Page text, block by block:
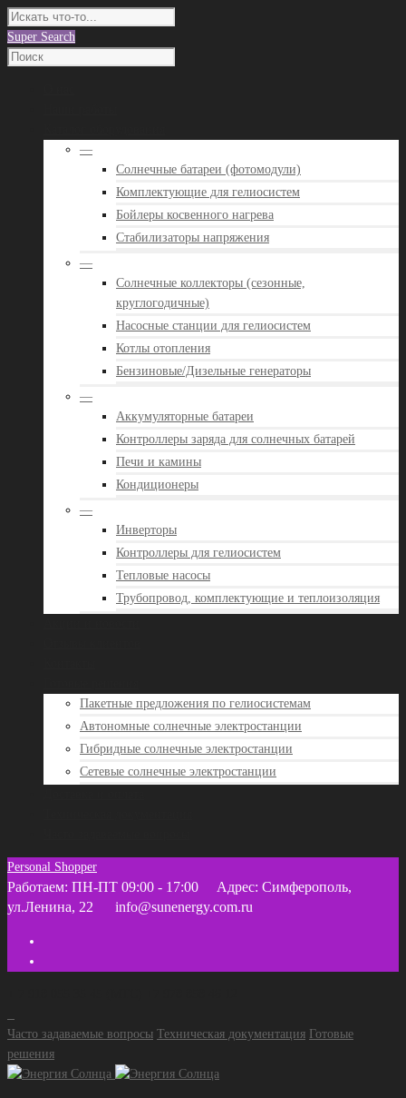
Super Search
—
Солнечные батареи (фотомодули)
Комплектующие для гелиосистем
Бойлеры косвенного нагрева
Стабилизаторы напряжения
—
Солнечные коллекторы (сезонные,
круглогодичные)
Насосные станции для гелиосистем
Котлы отопления
Бензиновые/Дизельные генераторы
—
Аккумуляторные батареи
Контроллеры заряда для солнечных батарей
Печи и камины
Кондиционеры
—
Инверторы
Контроллеры для гелиосистем
Тепловые насосы
Трубопровод, комплектующие и теплоизоляция
Пакетные предложения по гелиосистемам
Автономные солнечные электростанции
Гибридные солнечные электростанции
Сетевые солнечные электростанции
Personal Shopper
Работаем: ПН-ПТ 09:00 - 17:00
Адрес: Симферополь,
ул.Ленина, 22
info@sunenergy.com.ru
Часто задаваемые вопросы Техническая документация Готовые
решения